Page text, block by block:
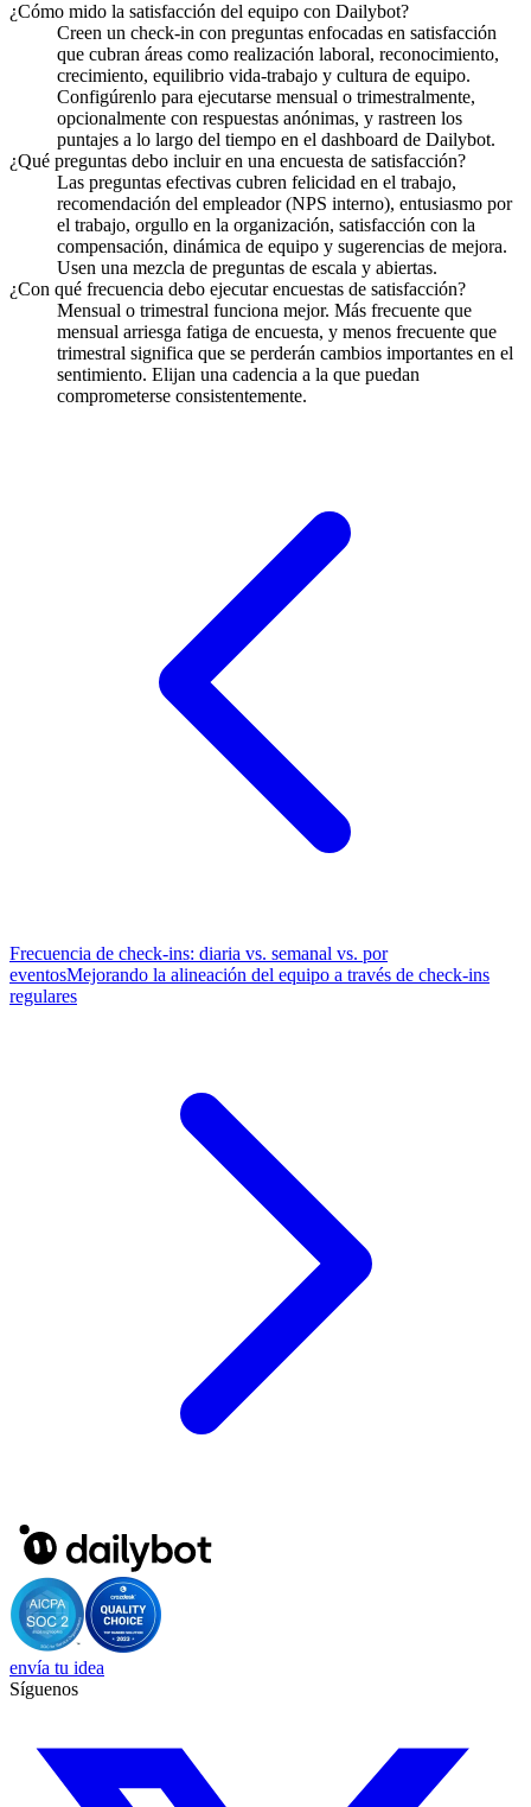
¿Cómo mido la satisfacción del equipo con Dailybot?
Creen un check-in con preguntas enfocadas en satisfacción
que cubran áreas como realización laboral, reconocimiento,
crecimiento, equilibrio vida-trabajo y cultura de equipo.
Configúrenlo para ejecutarse mensual o trimestralmente,
opcionalmente con respuestas anónimas, y rastreen los
puntajes a lo largo del tiempo en el dashboard de Dailybot.
¿Qué preguntas debo incluir en una encuesta de satisfacción?
Las preguntas efectivas cubren felicidad en el trabajo,
recomendación del empleador (NPS interno), entusiasmo por
el trabajo, orgullo en la organización, satisfacción con la
compensación, dinámica de equipo y sugerencias de mejora.
Usen una mezcla de preguntas de escala y abiertas.
¿Con qué frecuencia debo ejecutar encuestas de satisfacción?
Mensual o trimestral funciona mejor. Más frecuente que
mensual arriesga fatiga de encuesta, y menos frecuente que
trimestral significa que se perderán cambios importantes en el
sentimiento. Elijan una cadencia a la que puedan
comprometerse consistentemente.
Frecuencia de check-ins: diaria vs. semanal vs. por
eventosMejorando la alineación del equipo a través de check-ins
regulares
envía tu idea
Síguenos